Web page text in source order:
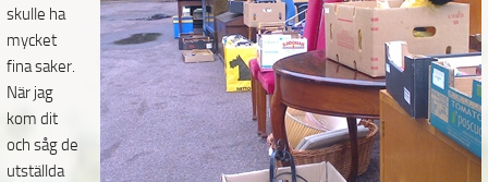
skulle ha
mycket
fina saker.
När jag
kom dit
och såg de
utställda